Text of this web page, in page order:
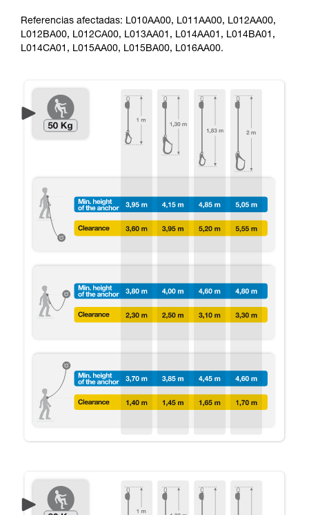
Referencias afectadas: L010AA00, L011AA00, L012AA00,
L012BA00, L012CA00, L013AA01, L014AA01, L014BA01,
L014CA01, L015AA00, L015BA00, L016AA00.